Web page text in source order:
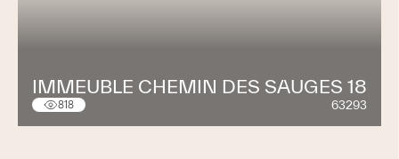
IMMEUBLE CHEMIN DES SAUGES 18
818 63293